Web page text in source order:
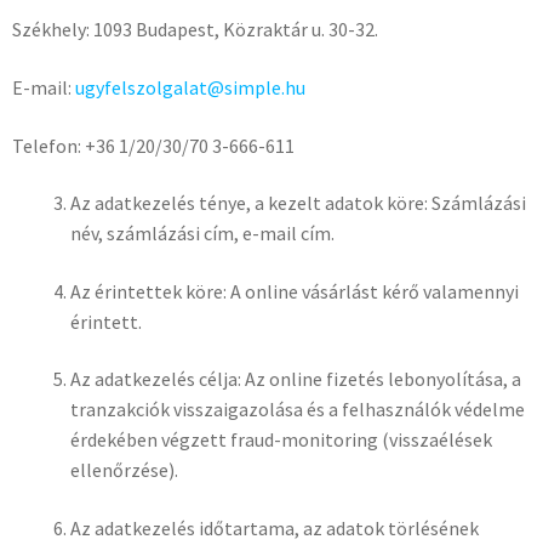
Székhely: 1093 Budapest, Közraktár u. 30-32.
E-mail: ugyfelszolgalat@simple.hu
Telefon: +36 1/20/30/70 3-666-611
Az adatkezelés ténye, a kezelt adatok köre: Számlázási
név, számlázási cím, e-mail cím.
Az érintettek köre: A online vásárlást kérő valamennyi
érintett.
Az adatkezelés célja: Az online fizetés lebonyolítása, a
tranzakciók visszaigazolása és a felhasználók védelme
érdekében végzett fraud-monitoring (visszaélések
ellenőrzése).
Az adatkezelés időtartama, az adatok törlésének